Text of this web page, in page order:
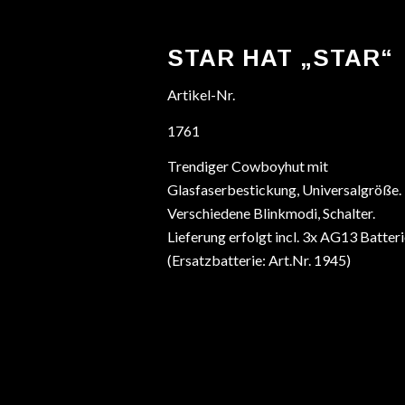
STAR HAT „STAR“
Artikel-Nr.
1761
Trendiger Cowboyhut mit
Glasfaserbestickung, Universalgröße.
Verschiedene Blinkmodi, Schalter.
Lieferung erfolgt incl. 3x AG13
(Ersatzbatterie: Art.Nr. 1945)